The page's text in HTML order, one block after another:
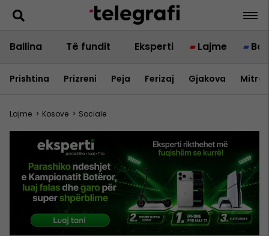
Ballina Të fundit Eksperti Lajme
Prishtina Prizreni Peja Ferizaj Gjakova
Lajme > Kosove > Sociale